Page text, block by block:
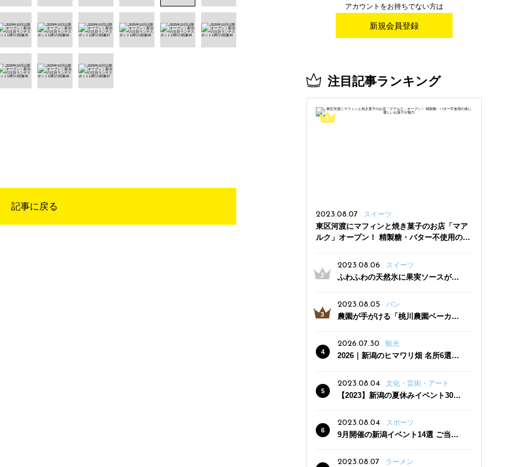
記事に戻る
アカウントをお持ちでない方は
新規会員登録
注目記事ランキング
2023.08.07 スイーツ
東区河渡にマフィンと焼き菓子のお店「マア
ルク」オープン！ 精製糖・バター不使用の体
2023.08.06
スイーツ
ふわふわの天然氷に果実ソースがた
三条駅近くにオープン
2023.08.05 パン
農園が手がける「桃川農園ベーカリ
った焼きたてパンのほか、ジェラー
トやスムージーも
2026.07.30 観光
2026｜新潟のヒマワリ畑 名所6選
2023.08.04
文化・芸術・アート
【2023】新潟の夏休みイベント30
2023.08.04
スポーツ
9月開催の新潟イベント14選 ご当地
2023.08.07 ラーメン